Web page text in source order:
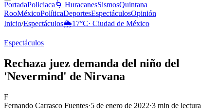
PortadaPoliciaca 🌀 HuracanesSismosQuintana
RooMéxicoPolíticaDeportesEspectáculosOpinión
Inicio/Espectáculos🌦️17°C· Ciudad de México
Espectáculos
Rechaza juez demanda del niño del
'Nevermind' de Nirvana
F
Fernando Carrasco Fuentes·5 de enero de 2022·3 min de lectura